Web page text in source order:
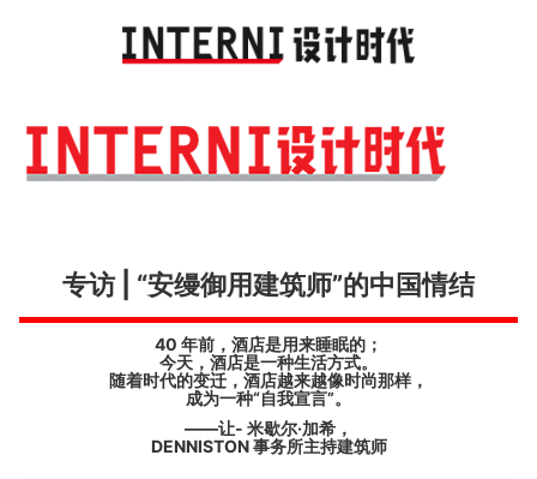
专访 | “安缦御用建筑师”的中国情结
40 年前，酒店是用来睡眠的；
今天，酒店是一种生活方式。
随着时代的变迁，酒店越来越像时尚那样，
成为一种“自我宣言”。
——让- 米歇尔·加希，
DENNISTON 事务所主持建筑师